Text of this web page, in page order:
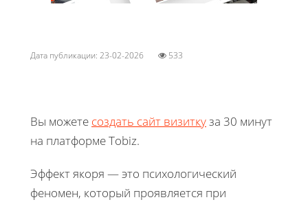
Дата публикации: 23-02-2026 533
Вы можете создать сайт визиткуза 30 минут
на платформе Tobiz.
Эффект якоря — это психологический
феномен, который проявляется при